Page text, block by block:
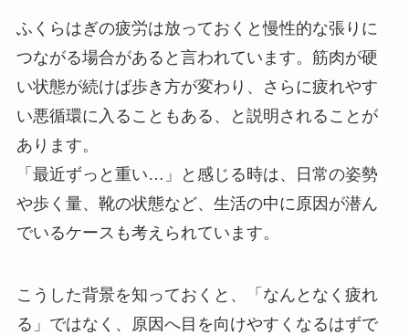
ふくらはぎの疲労は放っておくと慢性的な張りに
つながる場合があると言われています。筋肉が硬
い状態が続けば歩き方が変わり、さらに疲れやす
い悪循環に入ることもある、と説明されることが
あります。
「最近ずっと重い…」と感じる時は、日常の姿勢
や歩く量、靴の状態など、生活の中に原因が潜ん
でいるケースも考えられています。
こうした背景を知っておくと、「なんとなく疲れ
る」ではなく、原因へ目を向けやすくなるはずで